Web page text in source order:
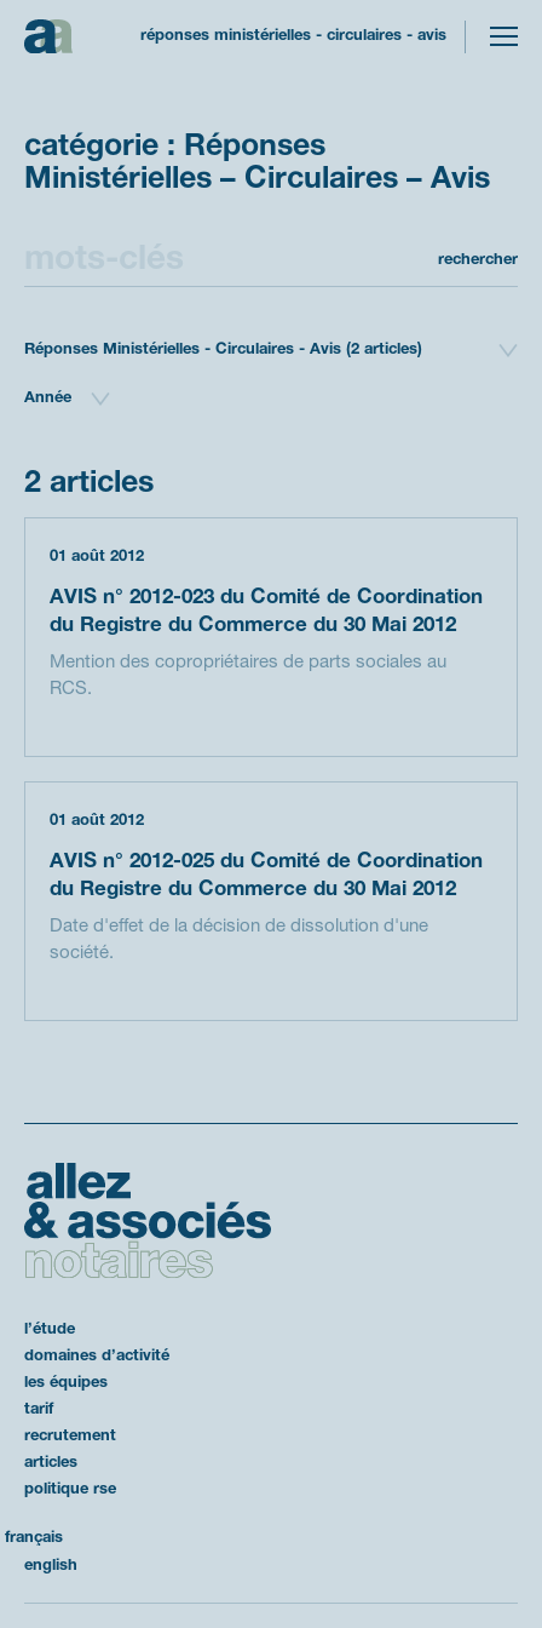
réponses ministérielles - circulaires - avis
Catégorie : Réponses
Ministérielles – Circulaires – Avis
rechercher
2 articles
AVIS n° 2012-023 du Comité de Coordination
du Registre du Commerce du 30 Mai 2012
Mention des copropriétaires de parts sociales au
RCS.
01 août 2012
AVIS n° 2012-025 du Comité de Coordination
du Registre du Commerce du 30 Mai 2012
Date d'effet de la décision de dissolution d'une
société.
01 août 2012
l’étude
domaines d’activité
les équipes
tarif
recrutement
articles
politique rse
français
english